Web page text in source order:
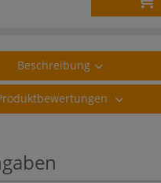
Beschreibung